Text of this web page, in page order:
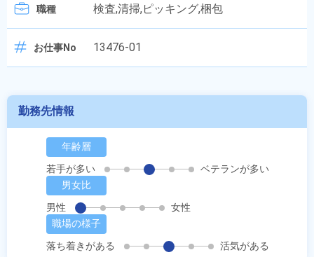
職種 検査,清掃,ピッキング,梱包
お仕事No 13476-01
勤務先情報
年齢層
若手が多い
ベテランが多い
男女比
男性
女性
職場の様子
落ち着きがある
活気がある